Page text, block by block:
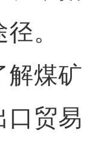
。
煤矿
口贸易